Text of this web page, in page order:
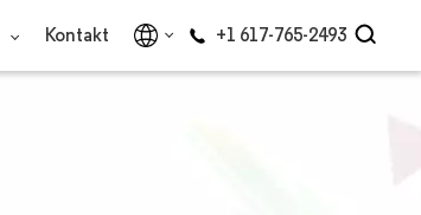
Kontakt +1 617-765-2493